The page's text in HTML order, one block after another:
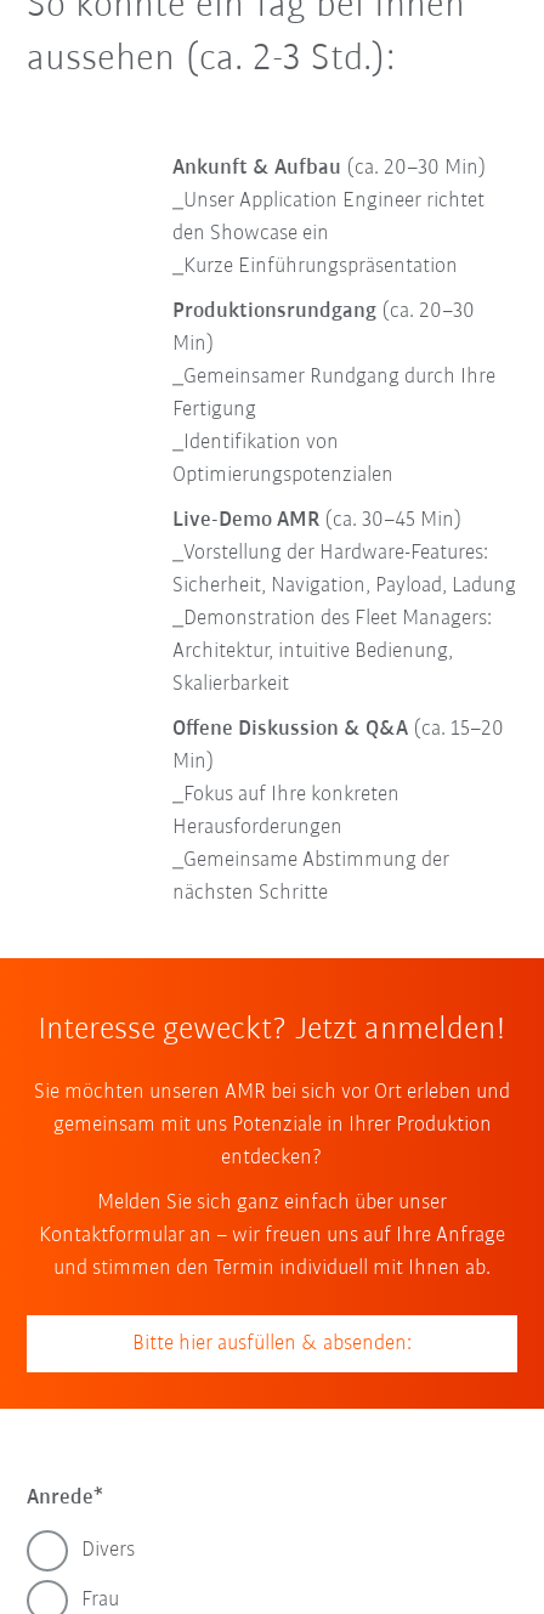
aussehen (ca. 2-3 Std.):
Ankunft & Aufbau (ca. 20–30 Min)
_Unser Application Engineer richtet
den Showcase ein
_Kurze Einführungspräsentation
Produktionsrundgang (ca. 20–30
Min)
_Gemeinsamer Rundgang durch Ihre
Fertigung
_Identifikation von
Optimierungspotenzialen
Live-Demo AMR (ca. 30–45 Min)
_Vorstellung der Hardware-Features:
Sicherheit, Navigation, Payload, Ladung
_Demonstration des Fleet Managers:
Architektur, intuitive Bedienung,
Skalierbarkeit
Offene Diskussion & Q&A (ca. 15–20
Min)
_Fokus auf Ihre konkreten
Herausforderungen
_Gemeinsame Abstimmung der
nächsten Schritte
Interesse geweckt? Jetzt anmelden!
Sie möchten unseren AMR bei sich vor Ort erleben und
gemeinsam mit uns Potenziale in Ihrer Produktion
entdecken?
Melden Sie sich ganz einfach über unser
Kontaktformular an – wir freuen uns auf Ihre Anfrage
und stimmen den Termin individuell mit Ihnen ab.
Bitte hier ausfüllen & absenden:
Anrede
Divers
Frau